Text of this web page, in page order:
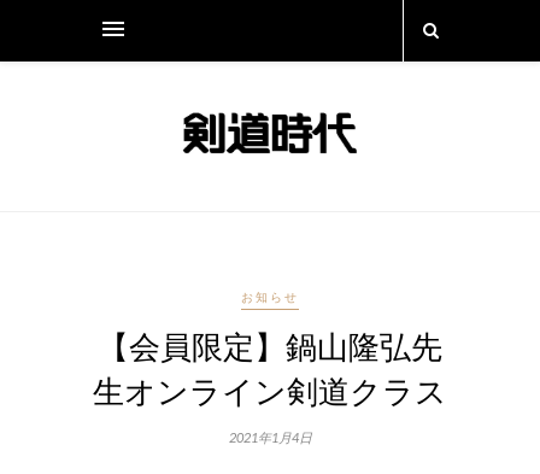
お知らせ
【会員限定】鍋山隆弘先
生オンライン剣道クラス
2021年1月4日